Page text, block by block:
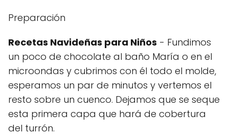
Preparación
Recetas Navideñas para Niños - Fundimos
un poco de chocolate al baño María o en el
microondas y cubrimos con él todo el molde,
esperamos un par de minutos y vertemos el
resto sobre un cuenco. Dejamos que se seque
esta primera capa que hará de cobertura
del turrón.